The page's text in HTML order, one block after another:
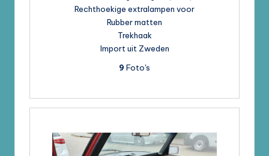
Rechthoekige extralampen voor
Rubber matten
Trekhaak
Import uit Zweden
9 Foto's